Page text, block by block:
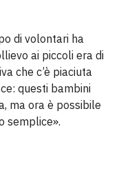
di volontari ha
ai piccoli era di
che c’è piaciuta
questi bambini
ma ora è possibile
semplice».